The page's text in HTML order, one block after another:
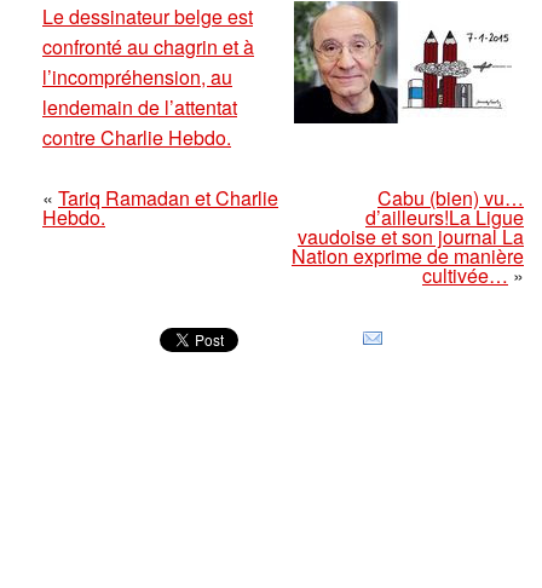
Le dessinateur belge est
confronté au chagrin et à
l’incompréhension, au
lendemain de l’attentat
contre Charlie Hebdo.
« Tariq Ramadan et Charlie
Hebdo.
Cabu (bien) vu…
d’ailleurs!La Ligue
vaudoise et son journal La
Nation exprime de manière
cultivée…»